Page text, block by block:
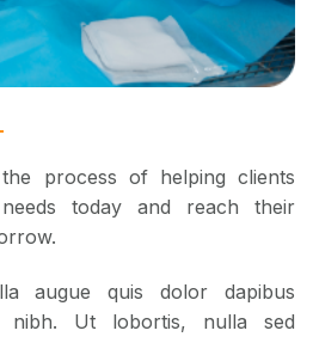
process of helping clients
today and reach their
augue quis dolor dapibus
nibh. Ut lobortis, nulla sed